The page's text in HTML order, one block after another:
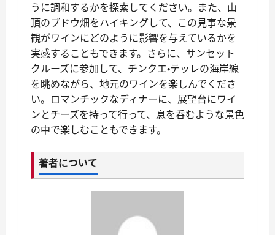
うに調和するかを探索してください。また、山
頂のブドウ畑をハイキングして、この見事な景
観がワインにどのように影響を与えているかを
実感することもできます。さらに、サンセット
クルーズに参加して、チンクエ・テッレの海岸線
を眺めながら、地元のワインを楽しんでくださ
い。ロマンチックなディナーに、展望台にワイ
ンとチーズを持って行って、息を呑むような景色
の中で楽しむこともできます。
著者について